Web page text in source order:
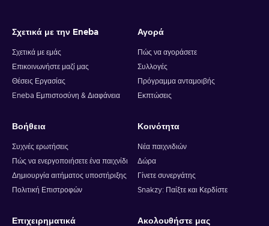
Σχετικά με την Eneba
Σχετικά με εμάς
Επικοινωνήστε μαζί μας
Θέσεις Εργασίας
Eneba Εμπιστοσύνη & Διαφάνεια
Αγορά
Πώς να αγοράσετε
Συλλογές
Πρόγραμμα ανταμοιβής
Εκπτώσεις
Βοήθεια
Συχνές ερωτήσεις
Πώς να ενεργοποιήσετε ένα παιχνίδι
Δημιουργία αιτήματος υποστήριξης
Πολιτική Επιστροφών
Κοινότητα
Νέα παιχνιδιών
Δώρα
Γίνετε συνεργάτης
Snakzy: Παίξτε και Κερδίστε
Επιχειρηματικά Ακολουθήστε μας